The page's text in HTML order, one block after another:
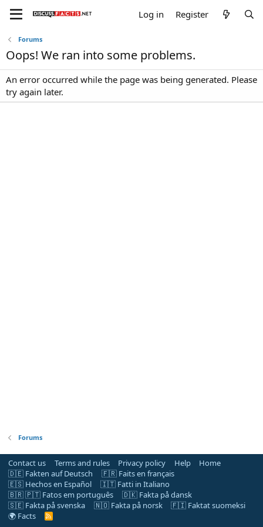
Log in Register
Forums
Oops! We ran into some problems.
An error occurred while the page was being generated. Please
try again later.
Forums
Contact us Terms and rules Privacy policy Help
Home
🇩🇪 Fakten auf Deutsch
🇫🇷 Faits en français
🇪🇸 Hechos en Español
🇮🇹 Fatti in Italiano
🇧🇷 🇵🇹 Fatos em português
🇩🇰 Fakta på dansk
🇸🇪 Fakta på svenska
🇳🇴 Fakta på norsk
🇫🇮 Faktat suomeksi
🌍 Facts
R